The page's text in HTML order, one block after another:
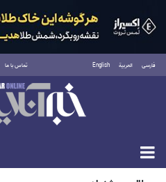
فارسی العربية English تماس با ما
شنبه ۱۷ مرداد ۱۴۰۵